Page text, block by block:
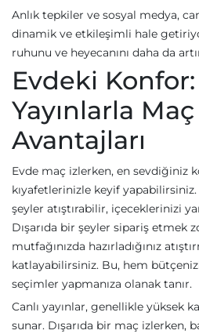
Anlık tepkiler ve sosyal medya,
dinamik ve etkileşimli hale
ruhunu ve heyecanını daha da
Evdeki Konfor:
Yayınlarla
Avantajları
Evde maç izlerken, en sevdiğiniz
kıyafetlerinizle keyif
şeyler atıştırabilir, içeceklerinizi
Dışarıda bir şeyler sipariş etmek
mutfağınızda hazırladığınız
katlayabilirsiniz. Bu, hem
seçimler yapmanıza olanak tanır.
Canlı yayınlar, genellikle yüksek
sunar. Dışarıda bir maç izlerken,